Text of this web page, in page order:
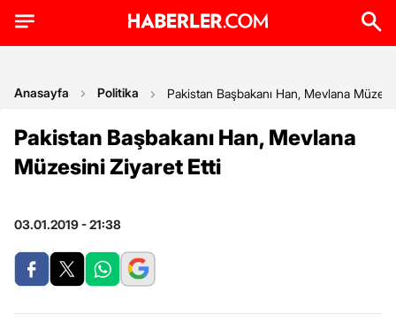
Anasayfa Politika Pakistan Başbakanı Han, Mevlana
Pakistan Başbakanı Han, Mevlana
Müzesini Ziyaret Etti
03.01.2019 - 21:38